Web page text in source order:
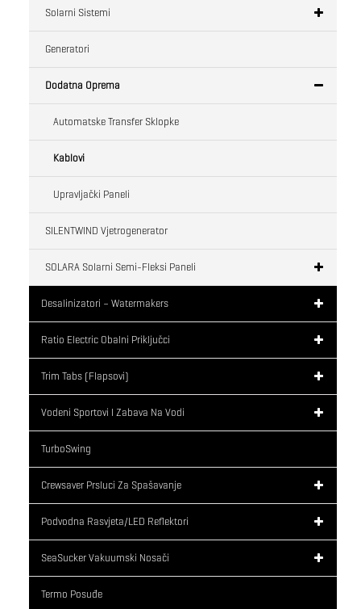
Solarni Sistemi
Generatori
Dodatna Oprema
Automatske Transfer Sklopke
Kablovi
Upravljački Paneli
SILENTWIND Vjetrogenerator
SOLARA Solarni Semi-Fleksi Paneli
Desalinizatori – Watermakers
Ratio Electric Obalni Priključci
Trim Tabs (flapsovi)
Vodeni Sportovi I Zabava Na Vodi
TurboSwing
Crewsaver Prsluci Za Spašavanje
Podvodna Rasvjeta/LED Reflektori
SeaSucker Vakuumski Nosači
Termo Posuđe